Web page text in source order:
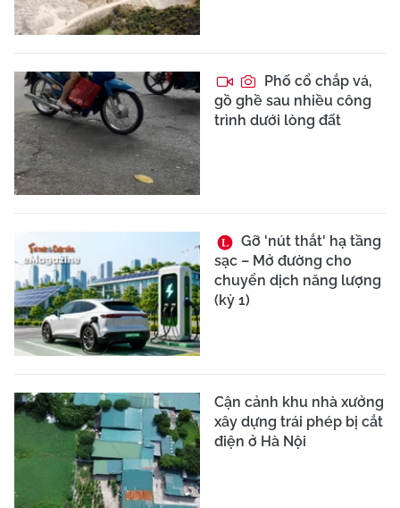
Phố cổ chắp vá,
gồ ghề sau nhiều công
trình dưới lòng đất
Gỡ 'nút thắt' hạ tầng
sạc – Mở đường cho
chuyển dịch năng lượng
(kỳ 1)
Cận cảnh khu nhà xưởng
xây dựng trái phép bị cắt
điện ở Hà Nội